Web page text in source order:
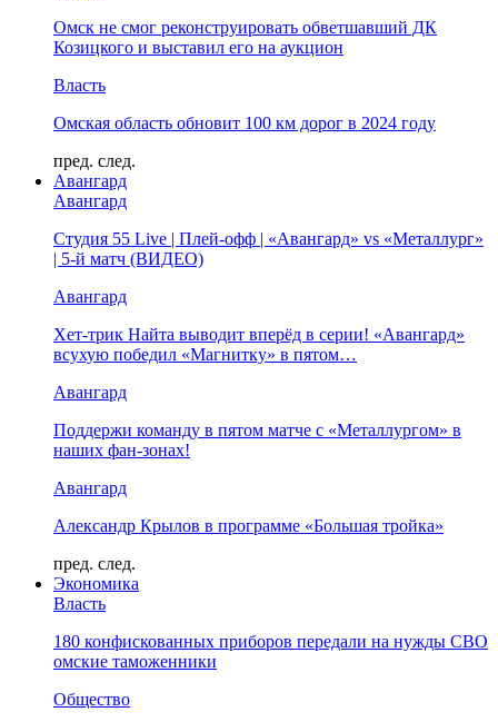
Омск не смог реконструировать обветшавший ДК
Козицкого и выставил его на аукцион
Власть
Омская область обновит 100 км дорог в 2024 году
пред. след.
Авангард
Авангард
Студия 55 Live | Плей-офф | «Авангард» vs «Металлург»
| 5-й матч (ВИДЕО)
Авангард
Хет-трик Найта выводит вперёд в серии! «Авангард»
всухую победил «Магнитку» в пятом…
Авангард
Поддержи команду в пятом матче с «Металлургом» в
наших фан-зонах!
Авангард
Александр Крылов в программе «Большая тройка»
пред. след.
Экономика
Власть
180 конфискованных приборов передали на нужды СВО
омские таможенники
Общество